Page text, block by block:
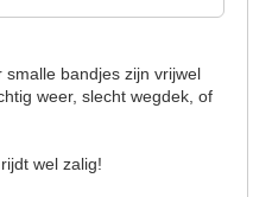
bandjes zijn vrijwel
weer, slecht wegdek, of
wel zalig!